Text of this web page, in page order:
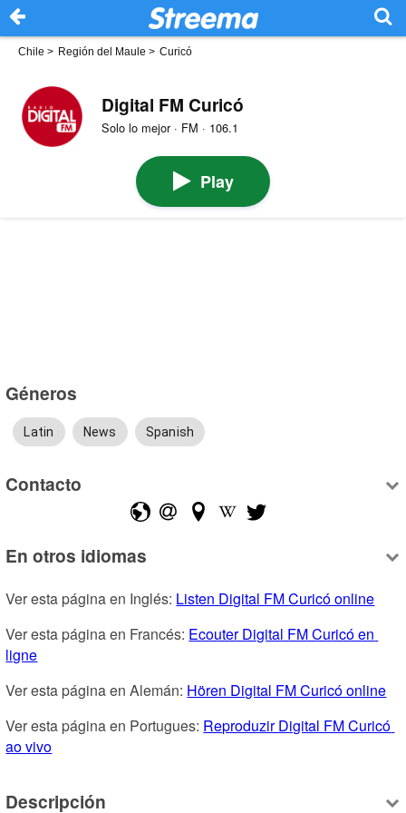
Chile > Región del Maule > Curicó
Digital FM Curicó
Solo lo mejor · FM · 106.1
Play
Géneros
Latin News Spanish
Contacto
En otros idiomas
Ver esta página en Inglés: Listen Digital FM Curicó online
Ver esta página en Francés: Ecouter Digital FM Curicó en
ligne
Ver esta página en Alemán: Hören Digital FM Curicó online
Ver esta página en Portugues: Reproduzir Digital FM Curicó
ao vivo
Descripción